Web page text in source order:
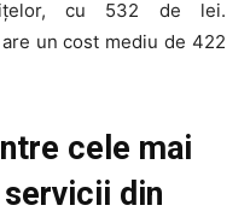
cu 532 de lei.
un cost mediu de 422
cele mai
din